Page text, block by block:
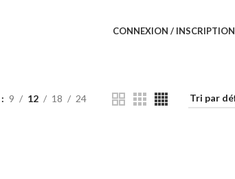
CONNEXION / INSCRIPTION
9 12 18 24